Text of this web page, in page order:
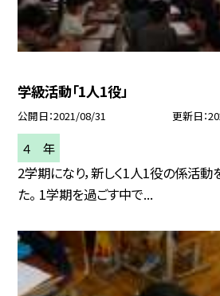
学級活動「1人1役」
公開日 2021/08/31 更新日
４ 年
2学期になり，新しく1人1役の係活動
た。 1学期を過ごす中で...